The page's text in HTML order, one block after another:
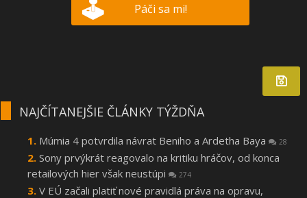
Páči sa mi!
NAJČÍTANEJŠIE ČLÁNKY TÝŽDŇA
Múmia 4 potvrdila návrat Beniho a Ardetha Baya 28
Sony prvýkrát reagovalo na kritiku hráčov, od konca
retailových hier však neustúpi
274
V EÚ začali platiť nové pravidlá práva na opravu,